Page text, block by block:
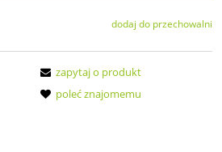
dodaj do przechowalni
zapytaj o produkt
poleć znajomemu